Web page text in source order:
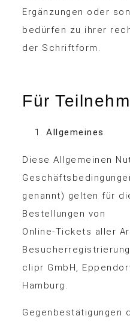
Ergänzungen oder
bedürfen zu ihrer
der Schriftform.
Für
Allgemeines
Diese Allgemeinen
genannt) gelten für
Bestellungen von
Online-Tickets aller
clipr GmbH,
Hamburg.
Gegenbestätigungen